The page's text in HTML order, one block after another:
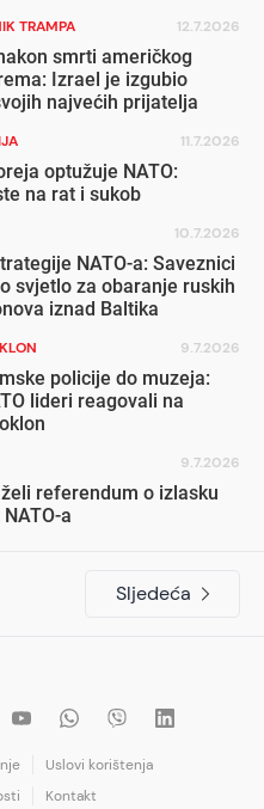
TRAMPA 12.7.2026
smrti američkog
Izrael je izgubio
najvećih prijatelja
11.7.2026
optužuje NATO:
na rat i sukob
10.7.2026
NATO-a: Saveznici
svjetlo za obaranje ruskih
iznad Baltika
9.7.2026
policije do muzeja:
lideri reagovali na
9.7.2026
referendum o izlasku
a
Sljedeća
Uslovi korištenja
Kontakt